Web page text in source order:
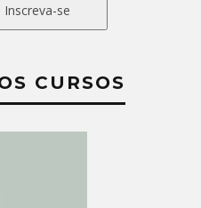
Inscreva-se
CURSOS